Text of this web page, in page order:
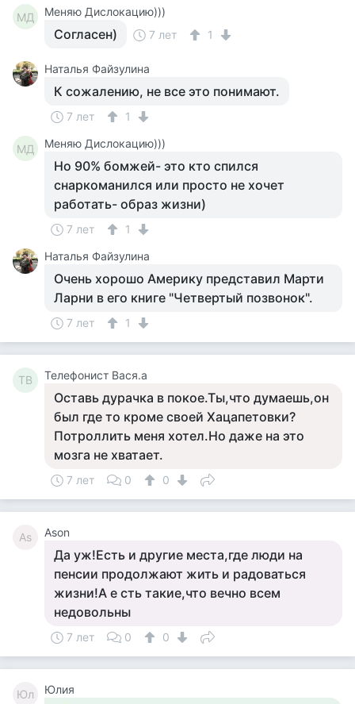
МД Меняю Дислокацию)))
Согласен) 7 лет 1
Наталья Файзулина
К сожалению, не все это понимают.
7 лет 1
МД Меняю Дислокацию)))
Но 90% бомжей- это кто спился
снаркоманился или просто не хочет
работать- образ жизни)
7 лет
1
Наталья Файзулина
Очень хорошо Америку представил Марти
Ларни в его книге "Четвертый позвонок".
7 лет 1
ТВ Телефонист Вася.а
Оставь дурачка в покое.Ты,что думаешь,он
был где то кроме своей Хацапетовки?
Потроллить меня хотел.Но даже на это
мозга не хватает.
7 лет 0 0
As Ason
Да уж!Есть и другие места,где люди на
пенсии продолжают жить и радоваться
жизни!А е сть такие,что вечно всем
недовольны
7 лет 0 0
Юл Юлия